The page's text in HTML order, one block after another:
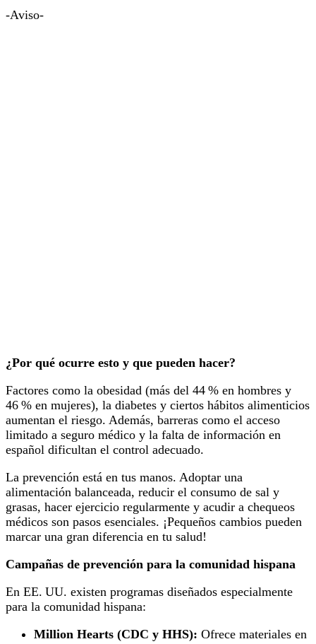
-Aviso-
¿Por qué ocurre esto y que pueden hacer?
Factores como la obesidad (más del 44 % en hombres y
46 % en mujeres), la diabetes y ciertos hábitos alimenticios
aumentan el riesgo. Además, barreras como el acceso
limitado a seguro médico y la falta de información en
español dificultan el control adecuado.
La prevención está en tus manos. Adoptar una
alimentación balanceada, reducir el consumo de sal y
grasas, hacer ejercicio regularmente y acudir a chequeos
médicos son pasos esenciales. ¡Pequeños cambios pueden
marcar una gran diferencia en tu salud!
Campañas de prevención para la comunidad hispana
En EE. UU. existen programas diseñados especialmente
para la comunidad hispana:
Million Hearts (CDC y HHS): Ofrece materiales en